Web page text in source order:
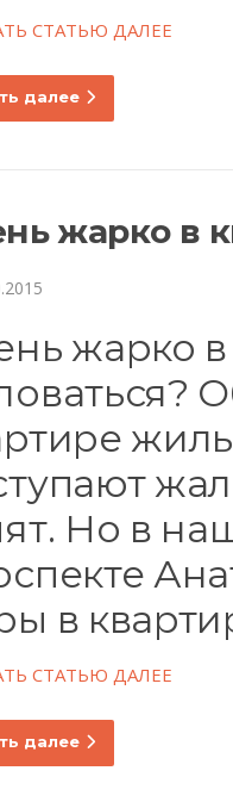
СТАТЬЮ ДАЛЕЕ
далее
жарко в
жарко в
Но в
в
СТАТЬЮ ДАЛЕЕ
далее